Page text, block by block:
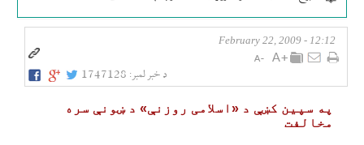
12:12 - February 22, 2009
د خبر لمبر: 1747128
په سپين كښې د «اسلامی روزنې» د ښونې سره
مخالفت